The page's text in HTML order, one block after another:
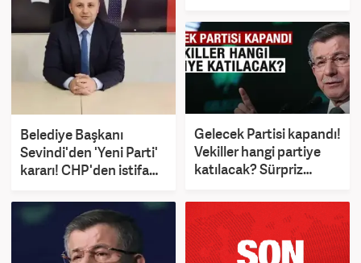
olduk"
Belediye Başkanı
Sevindi'den 'Yeni Parti'
kararı! CHP'den istifa
Gelecek Partisi kapandı!
Vekiller hangi partiye
katılacak? Sürpriz